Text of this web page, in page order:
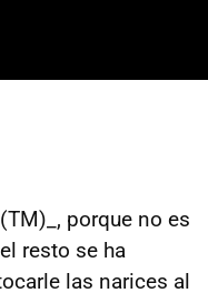
porque no es
resto se ha
las narices al